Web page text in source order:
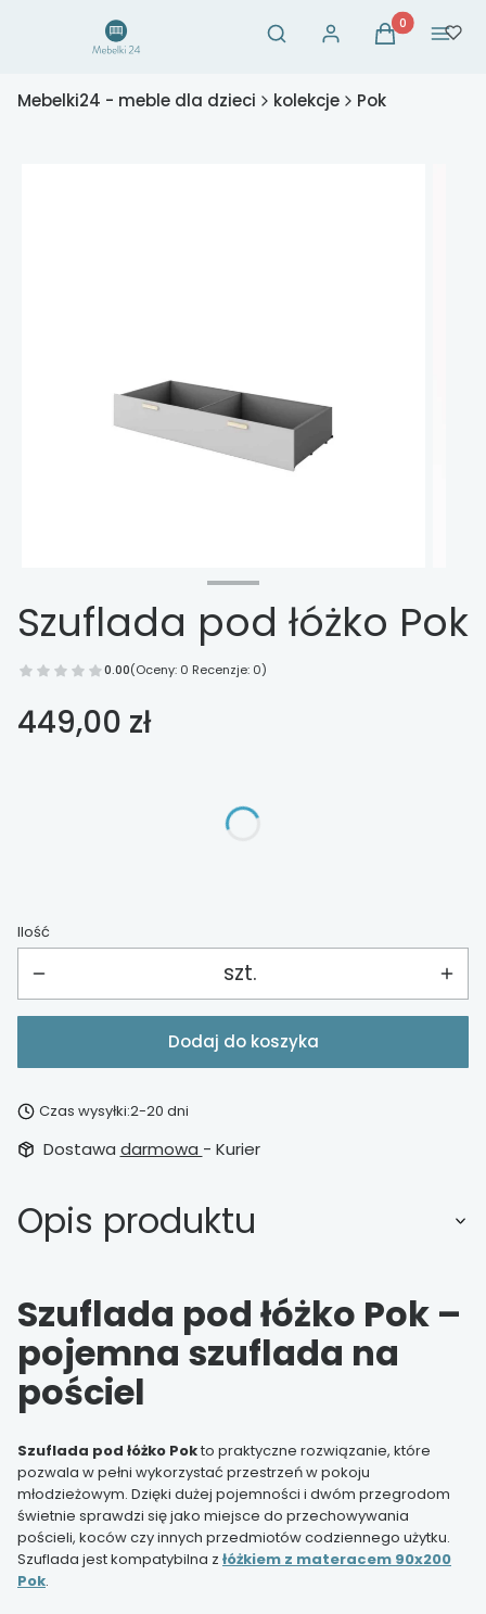
Otwórz wyszukiwarkę
Szukaj Zaloguj sięProdukty w
Koszyk Menu
Mebelki24 - meble dla dzieci kolekcje Pok
Szuflada pod łóżko Pok
0.00(Oceny: 0 Recenzje: 0)
Cena
449,00 zł
Poszczególne warianty mogą różnić się ceną
Ilość
szt.
Dodaj do koszyka
Czas wysyłki:2-20 dni
Dostawa darmowa - Kurier
Opis produktu
Szuflada pod łóżko Pok –
pojemna szuflada na
pościel
Szuflada pod łóżko Pokto praktyczne rozwiązanie, które
pozwala w pełni wykorzystać przestrzeń w pokoju
młodzieżowym. Dzięki dużej pojemności i dwóm przegrodom
świetnie sprawdzi się jako miejsce do przechowywania
pościeli, koców czy innych przedmiotów codziennego użytku.
Szuflada jest kompatybilna z łóżkiem z materacem 90x200
Pok.